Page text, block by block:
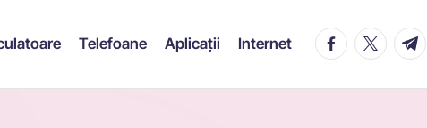
Telefoane Aplicații Internet facebook.com
twitter.com
t.me